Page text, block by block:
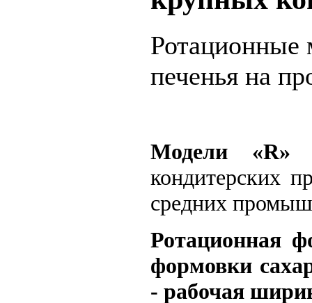
печенья на
Модели «R»
кондитерских
средних
Ротационная
формовки
- рабочая